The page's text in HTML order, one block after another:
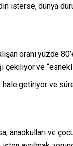
isterse, dünya
oranı yüzde
ve
hale getiriyor ve
ve çocuk